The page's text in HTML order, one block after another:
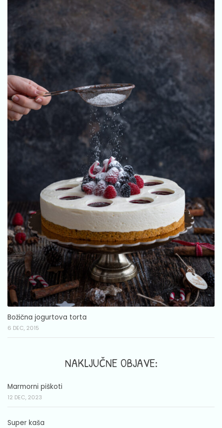
Božična jogurtova torta
6 DEC, 2015
NAKLJUČNE OBJAVE:
Marmorni piškoti
12 DEC, 2023
Super kaša